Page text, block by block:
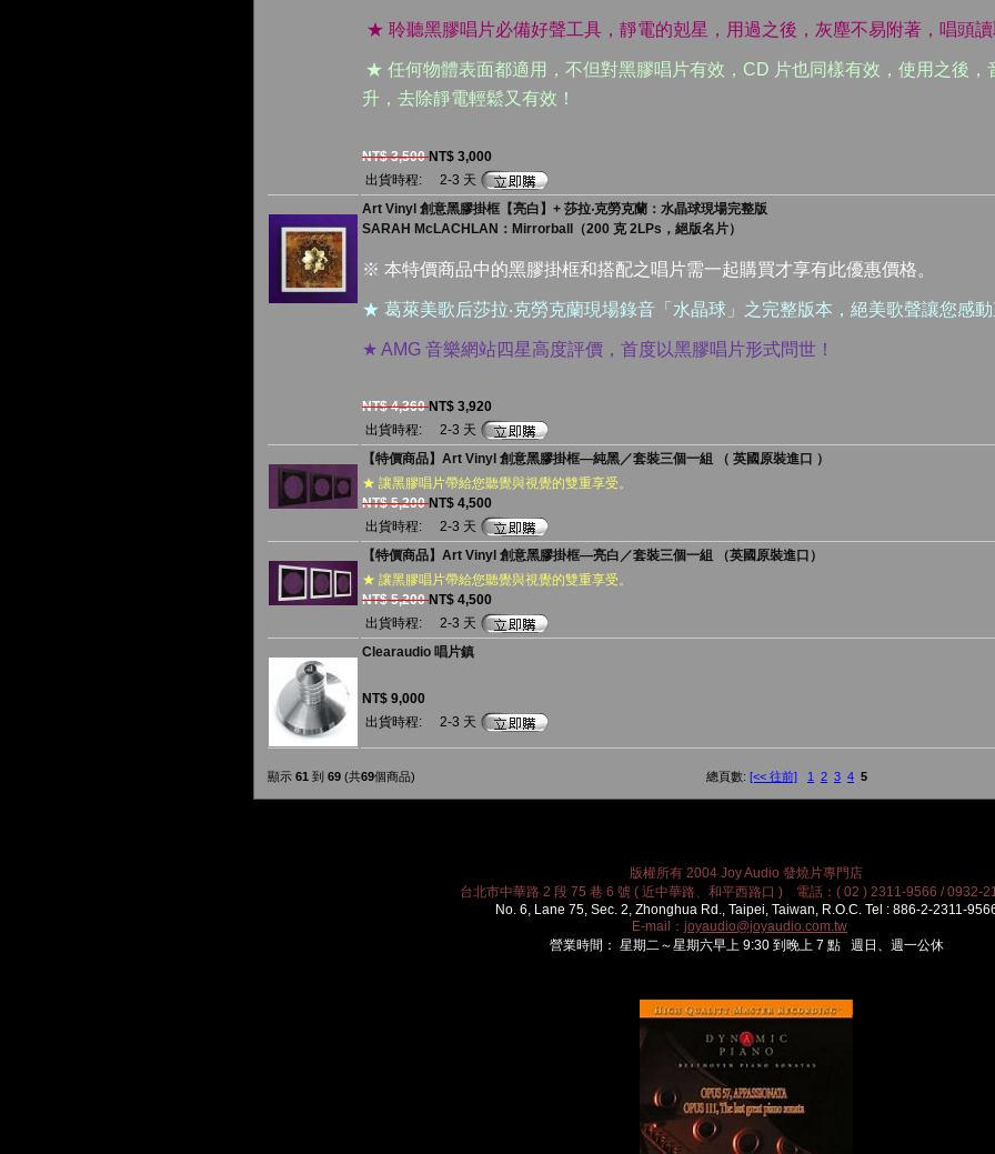
★ 聆聽黑膠唱片必備好聲工具，靜電的剋星，用過之後，灰塵不易附著，唱頭讀
★ 任何物體表面都適用，不但對黑膠唱片有效， CD 片也同樣有效，使用之後
升，去除靜電輕鬆又有效！
NT$ 3,500NT$ 3,000
出貨時程:
2-3 天
Art Vinyl 創意黑膠掛框【亮白】+ 莎拉‧克勞克蘭：水晶球現場完整版
SARAH McLACHLAN：Mirrorball（200 克 2LPs，絕版名片）
※ 本特價商品中的黑膠掛框和搭配之唱片需一起購買才享有此優惠價格。
★ 葛萊美歌后莎拉‧克勞克蘭現場錄音「水晶球」之完整版本，絕美歌聲讓您感動
★ AMG 音樂網站四星高度評價，首度以黑膠唱片形式問世！
NT$ 4,360NT$ 3,920
出貨時程:
2-3 天
【特價商品】Art Vinyl 創意黑膠掛框—純黑／套裝三個一組 （ 英國原裝進口 ）
★ 讓黑膠唱片帶給您聽覺與視覺的雙重享受。
NT$ 5,200NT$ 4,500
出貨時程:
2-3 天
【特價商品】Art Vinyl 創意黑膠掛框—亮白／套裝三個一組 （英國原裝進口）
★ 讓黑膠唱片帶給您聽覺與視覺的雙重享受。
NT$ 5,200NT$ 4,500
出貨時程:
2-3 天
Clearaudio 唱片鎮
NT$ 9,000
出貨時程:
2-3 天
顯示 61 到 69 (共69個商品) 總頁數: [<< 往前] 1 2 3 4 5
版權所有 2004 Joy Audio 發燒片專門店
台北市中華路 2 段 75 巷 6 號 ( 近中華路、和平西路口 ) 電話：( 02 ) 2311-9566 / 0932-
No. 6, Lane 75, Sec. 2, Zhonghua Rd., Taipei, Taiwan, R.O.C. Tel : 886-2-2311-
E-mail： joyaudio@joyaudio.com.tw
營業時間： 星期二～星期六早上 9:30 到晚上 7 點 週日、週一公休